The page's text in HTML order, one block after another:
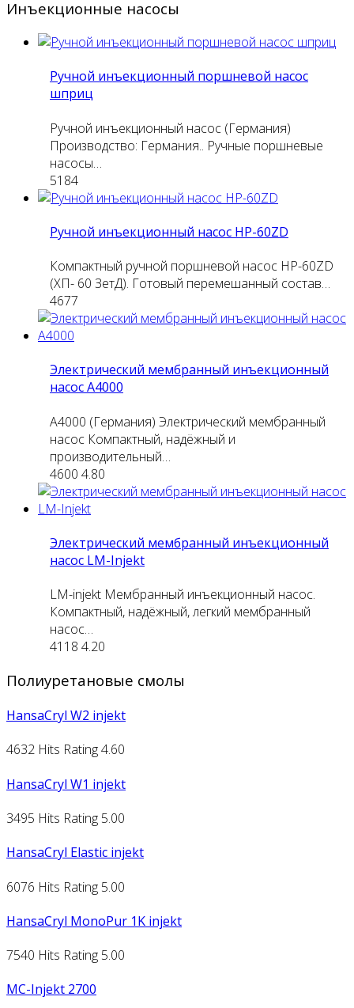
Инъекционные насосы
Ручной инъекционный поршневой насос
шприц
Ручной инъекционный насос (Германия)
Производство: Германия.. Ручные поршневые
насосы…
5184
Ручной инъекционный насос HP-60ZD
Компактный ручной поршневой насос HP-60ZD
(ХП- 60 ЗетД). Готовый перемешанный состав…
4677
Электрический мембранный инъекционный
насос А4000
A4000 (Германия) Электрический мембранный
насос Компактный, надёжный и
производительный…
4600 4.80
Электрический мембранный инъекционный
насос LM-Injekt
LM-injekt Мембранный инъекционный насос.
Компактный, надёжный, легкий мембранный
насос…
4118 4.20
Полиуретановые смолы
HansaCryl W2 injekt
4632 Hits Rating 4.60
HansaCryl W1 injekt
3495 Hits Rating 5.00
HansaCryl Elastic injekt
6076 Hits Rating 5.00
HansaCryl MonoPur 1K injekt
7540 Hits Rating 5.00
MC-Injekt 2700